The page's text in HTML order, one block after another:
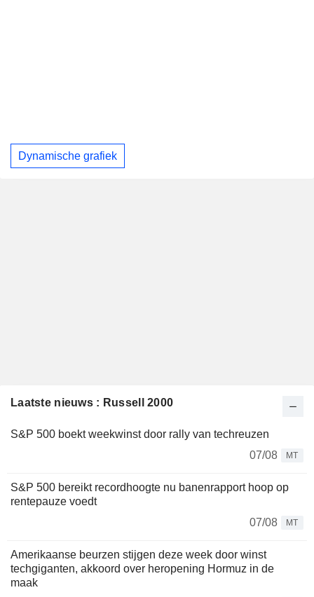
Dynamische grafiek
Laatste nieuws : Russell 2000
S&P 500 boekt weekwinst door rally van techreuzen
07/08
MT
S&P 500 bereikt recordhoogte nu banenrapport hoop op
rentepauze voedt
07/08
MT
Amerikaanse beurzen stijgen deze week door winst
techgiganten, akkoord over heropening Hormuz in de
maak